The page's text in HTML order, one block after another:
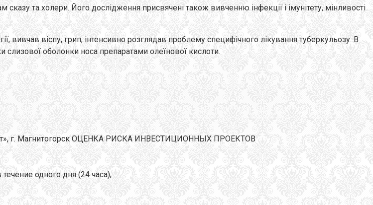
та холери. Його дослідження присвячені також вивченню інфекції і імунітету, мінливості
вивчав віспу, грип, інтенсивно розглядав проблему специфічного лікування туберкульозу. В
оболонки носа препаратами олеїнової кислоти.
г. Магнитогорск ОЦЕНКА РИСКА ИНВЕСТИЦИОННЫХ ПРОЕКТОВ
одного дня (24 часа),